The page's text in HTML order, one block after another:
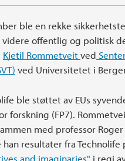
ble en rekke
offentlig og politisk
Kjetil Rommetveitved
ved Universitetet i
ble støttet av EUs
forskning (FP7).
med professor Roger
resultater fra Technolife
and imaginaries" i regi